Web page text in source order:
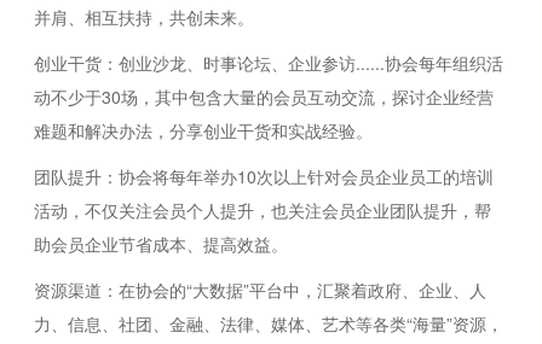
并肩、相互扶持，共创未来。
创业干货：创业沙龙、时事论坛、企业参访......协会每年组织活
动不少于30场，其中包含大量的会员互动交流，探讨企业经营
难题和解决办法，分享创业干货和实战经验。
团队提升：协会将每年举办10次以上针对会员企业员工的培训
活动，不仅关注会员个人提升，也关注会员企业团队提升，帮
助会员企业节省成本、提高效益。
资源渠道：在协会的“大数据”平台中，汇聚着政府、企业、人
力、信息、社团、金融、法律、媒体、艺术等各类“海量”资源，